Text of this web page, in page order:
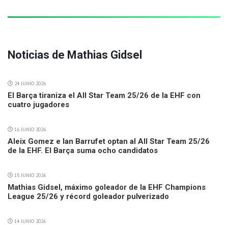
Noticias de Mathias Gidsel
24 JUNIO 2026
El Barça tiraniza el All Star Team 25/26 de la EHF con
cuatro jugadores
16 JUNIO 2026
Aleix Gomez e Ian Barrufet optan al All Star Team 25/26
de la EHF. El Barça suma ocho candidatos
15 JUNIO 2026
Mathias Gidsel, máximo goleador de la EHF Champions
League 25/26 y récord goleador pulverizado
14 JUNIO 2026